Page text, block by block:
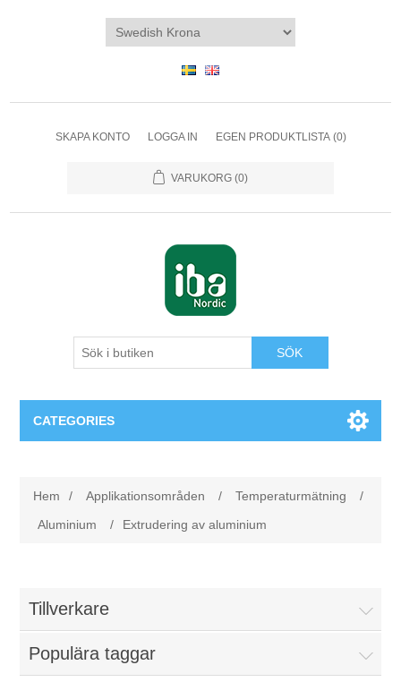
SKAPA KONTO LOGGA IN EGEN PRODUKTLISTA (0)
VARUKORG (0)
SÖK
CATEGORIES
Felsökning
Kvalitetsdokumentation
Produkter
Downloads
Hem / Applikationsområden / Temperaturmätning
/
Aluminium
/ Extrudering av aluminium
Tillverkare
Populära taggar